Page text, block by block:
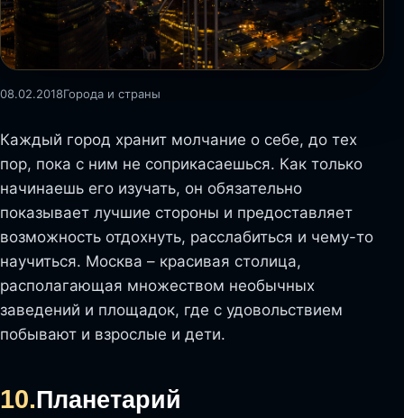
08.02.2018Города и страны
Каждый город хранит молчание о себе, до тех
пор, пока с ним не соприкасаешься. Как только
начинаешь его изучать, он обязательно
показывает лучшие стороны и предоставляет
возможность отдохнуть, расслабиться и чему-то
научиться. Москва – красивая столица,
располагающая множеством необычных
заведений и площадок, где с удовольствием
побывают и взрослые и дети.
10.Планетарий